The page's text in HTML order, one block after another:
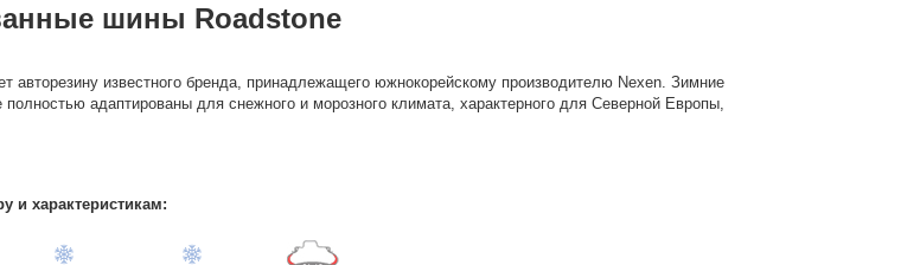
шины Roadstone
авторезину известного бренда, принадлежащего южнокорейскому производителю Nexen. Зимние
адаптированы для снежного и морозного климата, характерного для Северной Европы,
и характеристикам: